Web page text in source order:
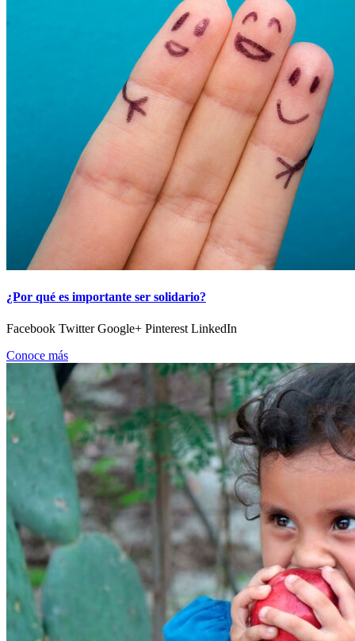
¿Por qué es importante ser solidario?
Facebook Twitter Google+ Pinterest LinkedIn
Conoce más